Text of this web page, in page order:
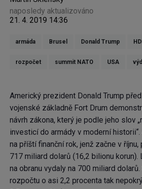
naposledy aktualizováno
21. 4. 2019 14:36
armáda Brusel Donald Trump
rozpočet summit NATO USA
Americký prezident Donald Trump
vojenské základně Fort Drum
návrh zákona, který je podle jeho slov
investicí do armády v moderní
na příští finanční rok, jenž začne v
717 miliard dolarů (16,2 bilionu korun).
na obranu vydaly na 700 miliard
rozpočtu o asi 2,2 procenta tak